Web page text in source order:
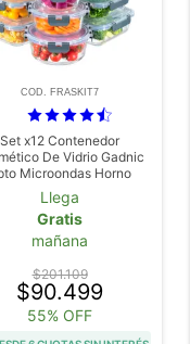
COD. FRASKIT7
Set x12 Contenedor
De Vidrio Gadnic
Microondas Horno
Heladera Tupper
Lucheras
Llega
Gratis
mañana
$201.109
$90.499
55% OFF